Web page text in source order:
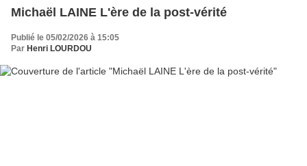
Michaël LAINE L'ère de la post-vérité
Publié le 05/02/2026 à 15:05
Par Henri LOURDOU